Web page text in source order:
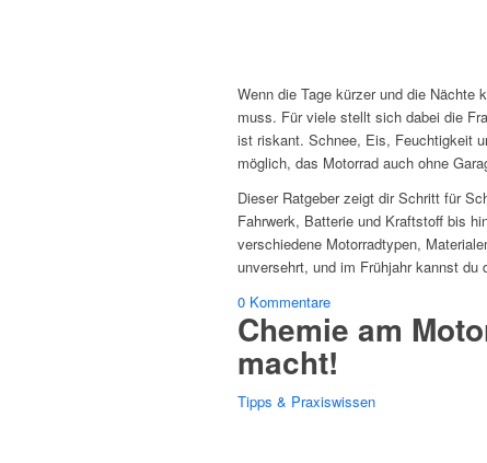
Wenn die Tage kürzer und die Nächte
muss. Für viele stellt sich dabei die
ist riskant. Schnee, Eis, Feuchtigkeit
möglich, das Motorrad auch ohne
Dieser Ratgeber zeigt dir Schritt für
Fahrwerk, Batterie und Kraftstoff bis
verschiedene Motorradtypen,
unversehrt, und im Frühjahr kannst du
0 Kommentare
Chemie am
macht!
Tipps & Praxiswissen